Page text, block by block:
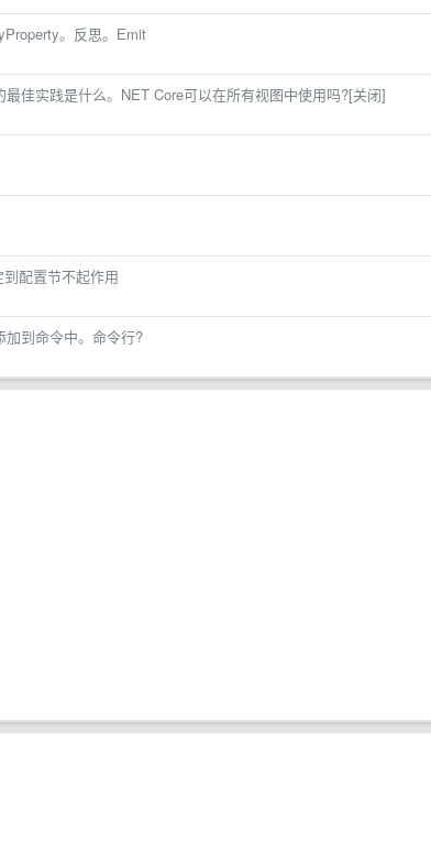
。反思。Emit
佳实践是什么。NET Core可以在所有视图中使用吗?[关闭]
配置节不起作用
到命令中。命令行?